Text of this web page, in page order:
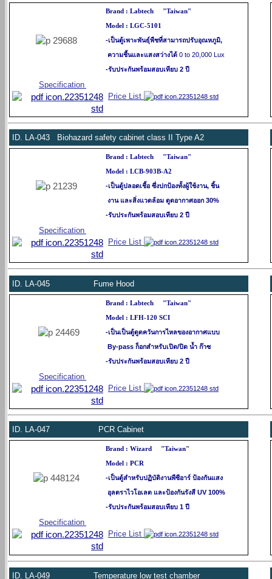
Brand : Labtech "Taiwan"
Model : LGC-5101
-เป็นตู้เพาะพันธุ์พืชที่สามารถปรับอุณหภูมิ,
ความชื้นและแสงสว่างได้ 0 to 20,000 Lux
-รับประกันพร้อมสอบเทียบ 2 ปี
Specification
Price List
ID. LA-043 Biohazard safety cabinet class II Type A2
Brand : Labtech "Taiwan"
Model : LCB-903B-A2
-เป็นตู้ปลอดเชื้อ ซึ่งปกป้องทั้งผู้ใช้งาน, ชิ้น
งาน และสิ่งแวดล้อม ดูดอากาศออก 30%
-รับประกันพร้อมสอบเทียบ 2 ปี
Specification
Price List
ID. LA-045 Fume Hood
Brand : Labtech "Taiwan"
Model : LFH-120 SCI
-เป็นเป็นตู้ดูดควันการไหลของอากาศแบบ
By-pass ก็อกสำหรับเปิด/ปิด น้ำ ก๊าซ
-รับประกันพร้อมสอบเทียบ 2 ปี
Specification
Price List
ID. LA-047 PCR Cabinet
Brand : Wizard "Taiwan"
Model : PCR
-เป็นตู้สำหรับปฏิบัติงานพีซีอาร์ ป้องกันแสง
อุลตราไวโอเลต และป้องกันรังสี UV 100%
-รับประกันพร้อมสอบเทียบ 1 ปี
Specification
Price List
ID. LA-049 Temperature low test chamber